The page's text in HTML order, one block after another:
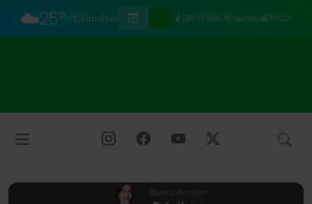
☁️25° Columbus 28° 84% 14km/h 31°/21°